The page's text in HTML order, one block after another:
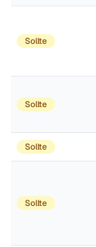
Sollte
Sollte
Sollte
Sollte